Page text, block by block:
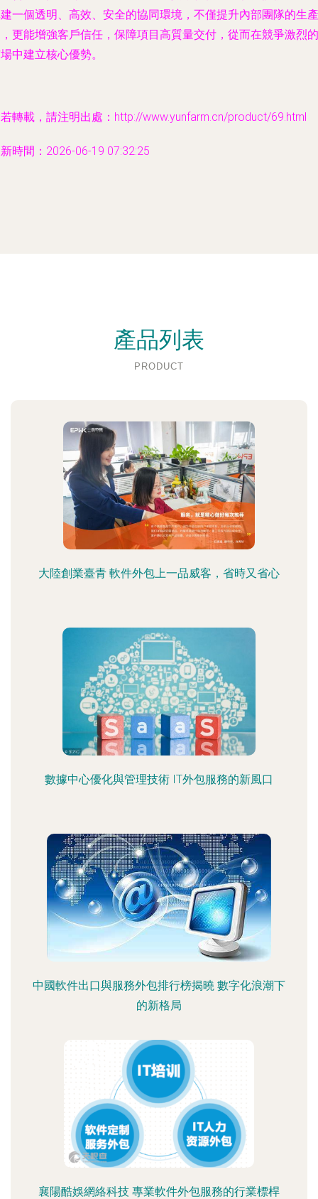
一個透明、高效、安全的協同環境，不僅提升內部團隊的生產
更能增強客戶信任，保障項目高質量交付，從而在競爭激烈的
中建立核心優勢。
轉載，請注明出處：http://www.yunfarm.cn/product/69.html
時間：2026-06-19 07:32:25
產品列表
PRODUCT
大陸創業臺青 軟件外包上一品威客，省時又省心
數據中心優化與管理技術 IT外包服務的新風口
中國軟件出口與服務外包排行榜揭曉 數字化浪潮下
的新格局
襄陽酷娛網絡科技 專業軟件外包服務的行業標桿